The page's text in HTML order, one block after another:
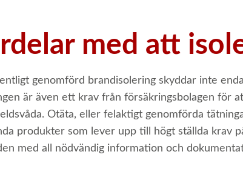
med att
genomförd brandisolering skyddar inte
är även ett krav från försäkringsbolagen för
Otäta, eller felaktigt genomförda
produkter som lever upp till högt ställda krav
med all nödvändig information och